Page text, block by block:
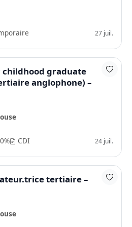
27 juil.
childhood graduate
anglophone) –
CDI 24 juil.
tertiaire –